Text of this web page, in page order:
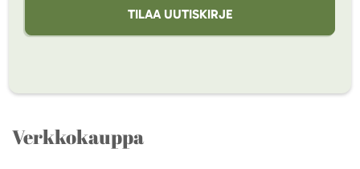
TILAA UUTISKIRJE
Verkkokauppa